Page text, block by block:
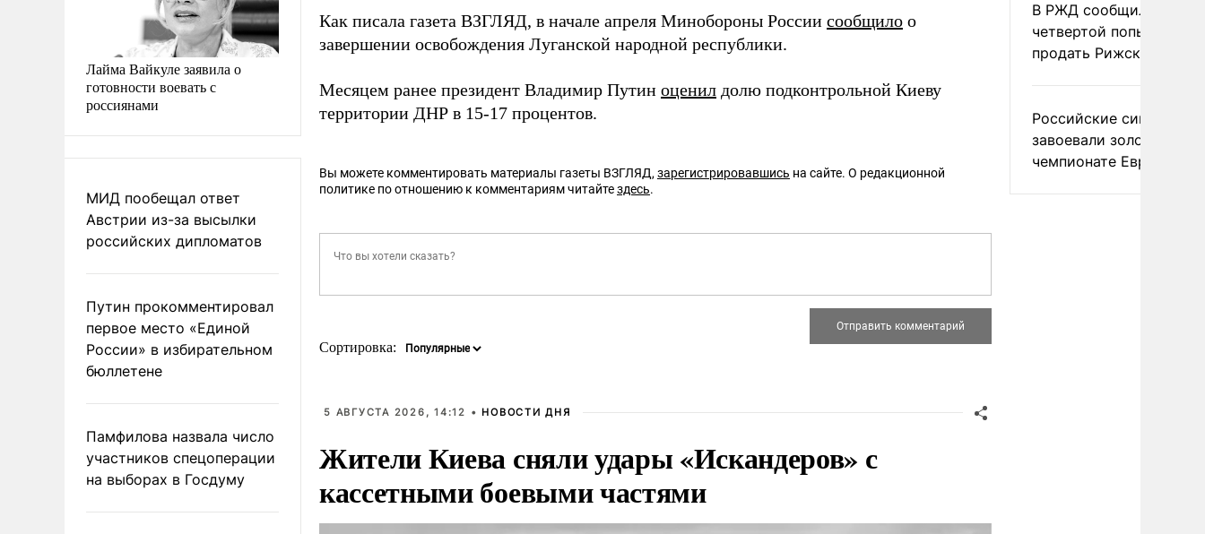
Лайма Вайкуле заявила о
готовности воевать с
россиянами
МИД пообещал ответ
Австрии из-за высылки
российских дипломатов
Путин прокомментировал
первое место «Единой
России» в избирательном
бюллетене
Памфилова назвала число
участников спецоперации
на выборах в Госдуму
Как писала газета ВЗГЛЯД, в начале апреля Минобороны России сообщило о
завершении освобождения Луганской народной республики.
Месяцем ранее президент Владимир Путин оценил долю подконтрольной Киеву
территории ДНР в 15-17 процентов.
Вы можете комментировать материалы газеты ВЗГЛЯД, зарегистрировавшись на сайте. О редакционной
политике по отношению к комментариям читайтездесь.
Сортировка:
5 АВГУСТА 2026, 14:12 • НОВОСТИ ДНЯ
Жители Киева сняли удары «Искандеров» с
кассетными боевыми частями
В РЖД сообщили о
четвертой попытке
продать Рижский
Российские
завоевали золото на
чемпионате Европы